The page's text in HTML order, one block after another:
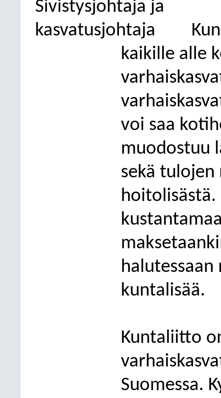
Sivistysjohtaja ja
kasvatusjohtaja
kaikille alle
voi saa
muodostuu
sekä tulojen
hoitolisästä.
halutessaan
kuntalisää.
Kuntaliitto
Suomessa.